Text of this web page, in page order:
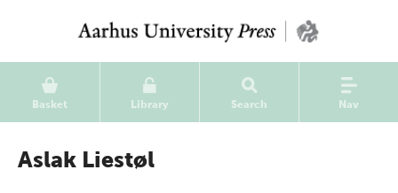
Basket Library Search Nav
Aslak Liestøl